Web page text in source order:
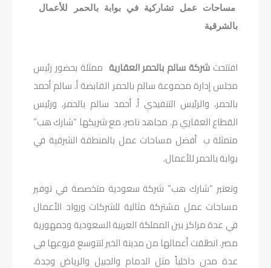
مساحات عمل تشاركية في بوابة بالحمر للأعمال
بالشرقية
افتتحت شركة سالم بالحمر العقارية ممثلة بحضور رئيس
مجلس إدارة مجموعة سالم بالحمر القابضة أ. سالم أحمد
بالحمر، والرئيس التنفيذي أ. أحمد سالم بالحمر، ورئيس
القطاع العقاري م. مجاهد ناصر، مع شريكها “شارك هب”
متمثلة ب أفضل مساحات عمل بالمنطقة الشرقية في
بوابة بالحمر للأعمال.
وتعتبر “شارك هب” شركة سعودية متخصصة في توفير
مساحات عمل مشتركة مثالية للشركات ورواد الأعمال
في عدة مراكز بين المملكة العربية السعودية وجمهورية
مصر. انطلقت أعمالها من مدينة الخبر لتتوسع فروعها في
عدة مدن داخلياً مثل الدمام والجبيل والرياض وجدة،